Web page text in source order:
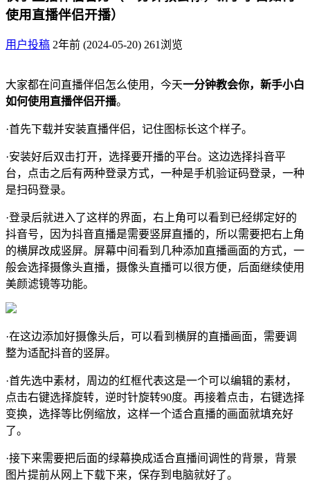
使用直播伴侣开播）
用户投稿 2年前 (2024-05-20) 261浏览
大家都在问直播伴侣怎么使用，今天一分钟教会你，新手小白
如何使用直播伴侣开播。
·首先下载并安装直播伴侣，记住图标长这个样子。
·安装好后双击打开，选择要开播的平台。这边选择抖音平
台，点击之后有两种登录方式，一种是手机验证码登录，一种
是扫码登录。
·登录后就进入了这样的界面，右上角可以看到已经绑定好的
抖音号，因为抖音直播是需要竖屏直播的，所以需要把右上角
的横屏改成竖屏。屏幕中间看到几种添加直播画面的方式，一
般会选择摄像头直播，摄像头直播可以很方便，后面继续使用
美颜滤镜等功能。
·在这边添加好摄像头后，可以看到横屏的直播画面，需要调
整为适配抖音的竖屏。
·首先选中素材，周边的红框代表这是一个可以编辑的素材，
点击右键选择旋转，逆时针旋转90度。再接着点击，右键选择
变换，选择等比例缩放，这样一个适合直播的画面就填充好
了。
·接下来需要把后面的绿幕换成适合直播间调性的背景，背景
图片提前从网上下载下来，保存到电脑就好了。